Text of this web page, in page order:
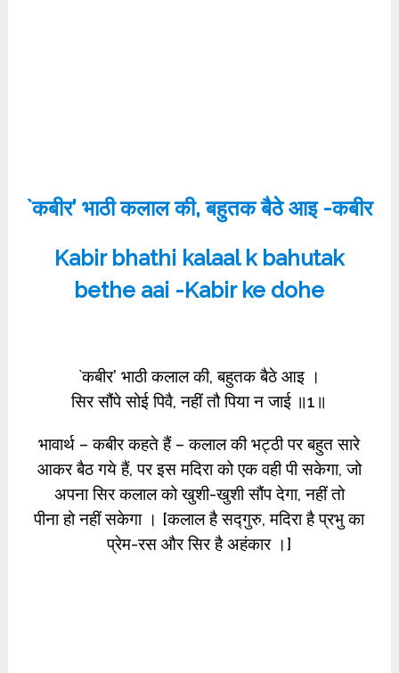
`कबीर’ भाठी कलाल की, बहुतक बैठे आइ -कबीर
Kabir bhathi kalaal k bahutak
bethe aai -Kabir ke dohe
`कबीर’ भाठी कलाल की, बहुतक बैठे आइ ।
सिर सौंपे सोई पिवै, नहीं तौ पिया न जाई ॥1॥
भावार्थ – कबीर कहते हैं – कलाल की भट्ठी पर बहुत सारे
आकर बैठ गये हैं, पर इस मदिरा को एक वही पी सकेगा, जो
अपना सिर कलाल को खुशी-खुशी सौंप देगा, नहीं तो
पीना हो नहीं सकेगा । [कलाल है सद्गुरु, मदिरा है प्रभु का
प्रेम-रस और सिर है अहंकार ।]